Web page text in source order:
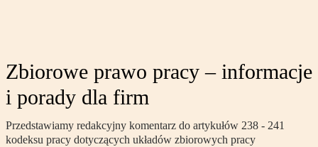
Zbiorowe prawo pracy – informacje
i porady dla firm
Przedstawiamy redakcyjny komentarz do artykułów 238 - 241
kodeksu pracy dotyczących układów zbiorowych pracy